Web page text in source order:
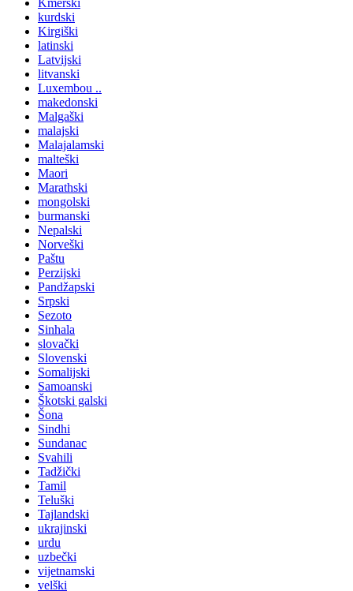
Kmerski
kurdski
Kirgiški
latinski
Latvijski
litvanski
Luxembou ..
makedonski
Malgaški
malajski
Malajalamski
malteški
Maori
Marathski
mongolski
burmanski
Nepalski
Norveški
Paštu
Perzijski
Pandžapski
Srpski
Sezoto
Sinhala
slovački
Slovenski
Somalijski
Samoanski
Škotski galski
Šona
Sindhi
Sundanac
Svahili
Tadžički
Tamil
Teluški
Tajlandski
ukrajinski
urdu
uzbečki
vijetnamski
velški